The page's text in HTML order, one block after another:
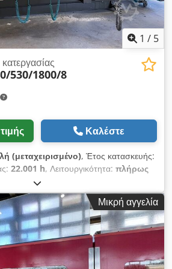
ψύξης: ναι Μήκος: 8000 mm Πλάτος:
mm Βάρος: 30000 kg
1 / 5
530/1800/8
Καλέστε
(μεταχειρισμένο), Έτος κατασκευής:
22.001 h, Λειτουργικότητα: πλήρως
άξονα Χ:
Z:600 χιλ., πλάτος τραπεζιού:750
2.050 χιλ. , Διαδρομές κίνησης:
Διαδρομή Υ: 800 mm Διαδρομή Ζ: 600
2050 x 750 mm Codpfx Aozl
άξονα: 0-8000 σ.α.λ. Ώρες
ώρες Σύστημα συγκράτησης
Μικρή αγγελία